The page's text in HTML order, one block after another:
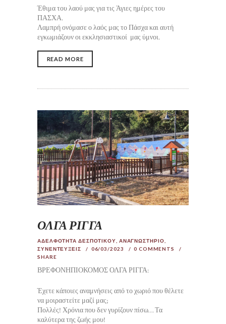
Έθιμα του λαού μας για τις Άγιες ημέρες του
ΠΑΣΧΑ.
Λαμπρή ονόμασε ο λαός μας το Πάσχα και αυτή
εγκωμιάζουν οι εκκλησιαστικοί μας ύμνοι.
READ MORE
ΟΛΓΑ ΡΙΓΓΑ
ΑΔΕΛΦΟΤΗΤΑ ΔΕΣΠΟΤΙΚΟΥ ΑΝΑΓΝΩΣΤΗΡΙΟ
ΣΥΝΕΝΤΕΥΞΕΙΣ
06/03/2023 0 COMMENTS
SHARE
ΒΡΕΦΟΝΗΠΙΟΚΟΜΟΣ ΟΛΓΑ ΡΙΓΓΑ:
Έχετε κάποιες αναμνήσεις από το χωριό που θέλετε
να μοιραστείτε μαζί μας;
Πολλές! Χρόνια που δεν γυρίζουν πίσω… Τα
καλύτερα της ζωής μου!